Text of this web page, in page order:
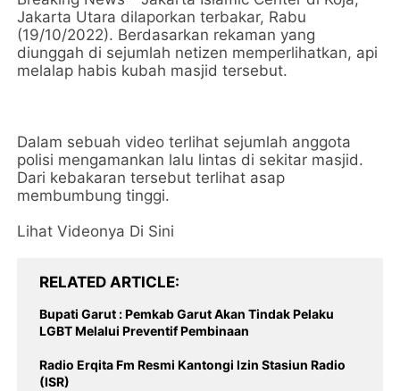
Jakarta Utara dilaporkan terbakar, Rabu
(19/10/2022). Berdasarkan rekaman yang
diunggah di sejumlah netizen memperlihatkan, api
melalap habis kubah masjid tersebut.
Dalam sebuah video terlihat sejumlah anggota
polisi mengamankan lalu lintas di sekitar masjid.
Dari kebakaran tersebut terlihat asap
membumbung tinggi.
Lihat Videonya Di Sini
RELATED ARTICLE
Bupati Garut : Pemkab Garut Akan Tindak Pelaku
LGBT Melalui Preventif Pembinaan
Radio Erqita Fm Resmi Kantongi Izin Stasiun Radio
(ISR)